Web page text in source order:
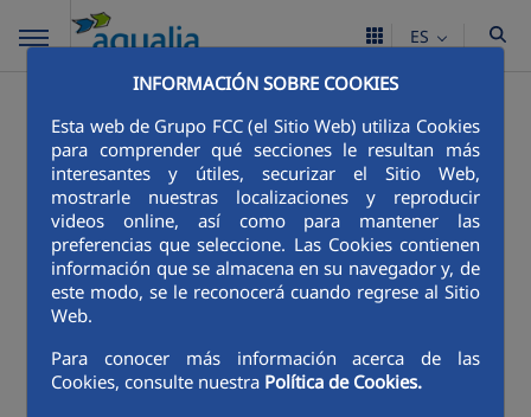
INFORMACIÓN SOBRE COOKIES
Esta web de Grupo FCC (el Sitio Web) utiliza Cookies
para comprender qué secciones le resultan más
interesantes y útiles, securizar el Sitio Web,
mostrarle nuestras localizaciones y reproducir
videos online, así como para mantener las
preferencias que seleccione. Las Cookies contienen
información que se almacena en su navegador y, de
este modo, se le reconocerá cuando regrese al Sitio
Web.
Para conocer más información acerca de las
Cookies, consulte nuestra Política de Cookies.
ES